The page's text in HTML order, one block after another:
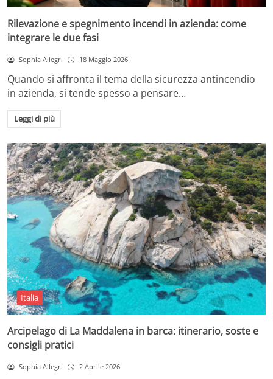
Rilevazione e spegnimento incendi in azienda: come
integrare le due fasi
Sophia Allegri 18 Maggio 2026
Quando si affronta il tema della sicurezza antincendio
in azienda, si tende spesso a pensare…
Leggi di più
Italia
Arcipelago di La Maddalena in barca: itinerario, soste e
consigli pratici
Sophia Allegri 2 Aprile 2026